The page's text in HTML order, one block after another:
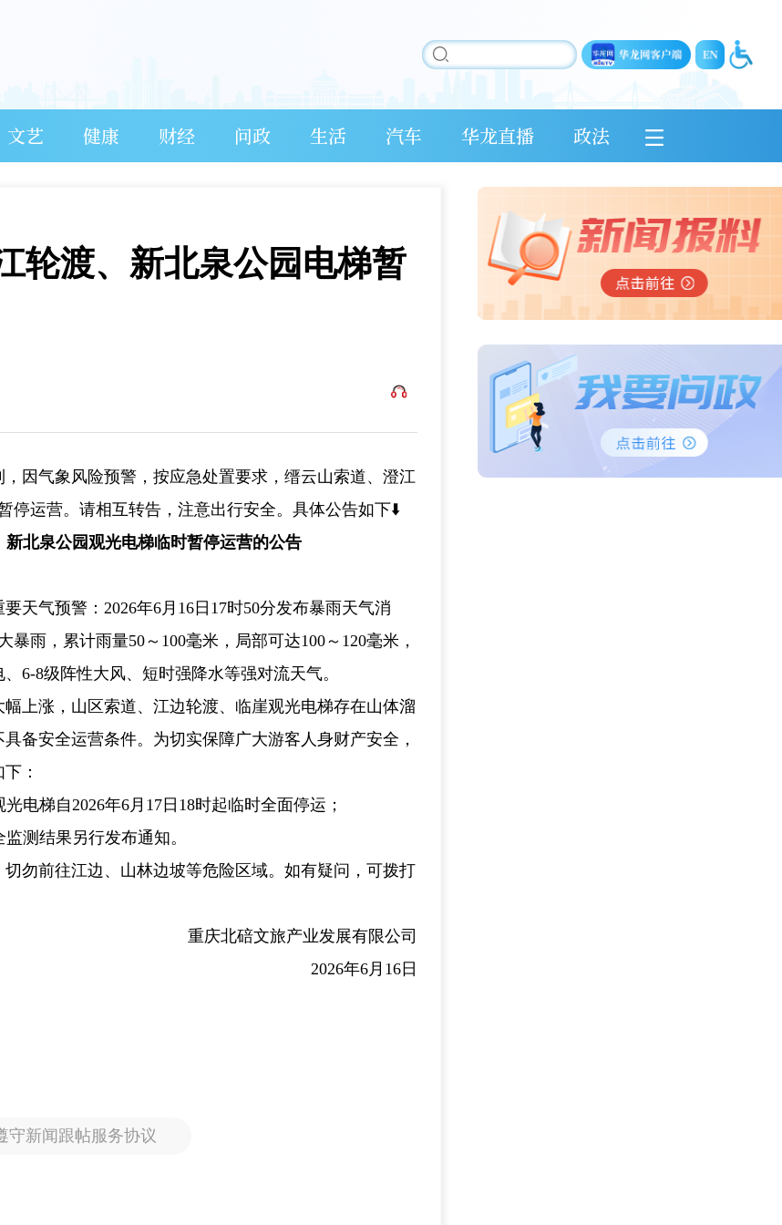
文艺 健康 财经 问政 生活 汽车 华龙直播 政法
轮渡、新北泉公园电梯暂
因气象风险预警，按应急处置要求，缙云山索道、澄江
停运营。请相互转告，注意出行安全。具体公告如下⬇️
北泉公园观光电梯临时暂停运营的公告
天气预警：2026年6月16日17时50分发布暴雨天气消
雨，累计雨量50～100毫米，局部可达100～120毫米，
6-8级阵性大风、短时强降水等强对流天气。
上涨，山区索道、江边轮渡、临崖观光电梯存在山体溜
备安全运营条件。为切实保障广大游客人身财产安全，
：
电梯自2026年6月17日18时起临时全面停运；
测结果另行发布通知。
勿前往江边、山林边坡等危险区域。如有疑问，可拨打
重庆北碚文旅产业发展有限公司
2026年6月16日
守新闻跟帖服务协议